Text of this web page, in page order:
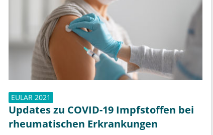
EULAR 2021
Updates zu COVID-19 Impfstoffen bei
rheumatischen Erkrankungen